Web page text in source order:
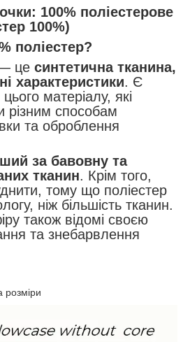
100% поліестерове
100%)
поліестер?
це синтетична тканина,
характеристики. Є
цього матеріалу, які
різним способам
та оброблення
за бавовну та
тканин. Крім того,
тому що поліестер
ніж більшість тканин.
також відомі своєю
та знебарвлення
розміри